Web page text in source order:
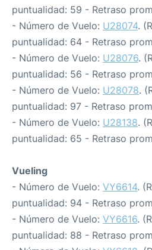
puntualidad: 59 - Retraso
- Número de Vuelo: U28074.
puntualidad: 64 - Retraso
- Número de Vuelo: U28076.
puntualidad: 56 - Retraso
- Número de Vuelo: U28078.
puntualidad: 97 - Retraso
- Número de Vuelo: U28138.
puntualidad: 65 - Retraso
Vueling
- Número de Vuelo: VY6614.
puntualidad: 94 - Retraso
- Número de Vuelo: VY6616.
puntualidad: 88 - Retraso